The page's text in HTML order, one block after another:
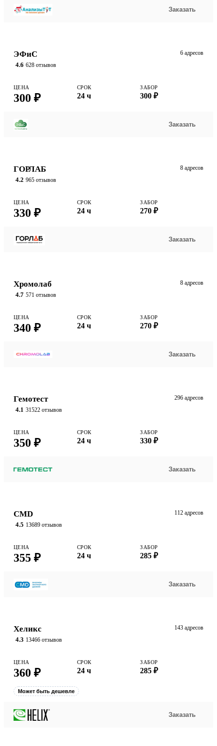
Заказать
ЭФиС
4.6 628 отзывов
6 адресов
ЦЕНА
300 ₽
СРОК
24 ч
ЗАБОР
300 ₽
Заказать
ГОРЛАБ
4.2 965 отзывов
8 адресов
ЦЕНА
330 ₽
СРОК
24 ч
ЗАБОР
270 ₽
Заказать
Хромолаб
4.7 571 отзывов
8 адресов
ЦЕНА
340 ₽
СРОК
24 ч
ЗАБОР
270 ₽
Заказать
Гемотест
4.1 31522 отзывов
296 адресов
ЦЕНА
350 ₽
СРОК
24 ч
ЗАБОР
330 ₽
Заказать
CMD
4.5 13689 отзывов
112 адресов
ЦЕНА
355 ₽
СРОК
24 ч
ЗАБОР
285 ₽
Заказать
Хеликс
4.3 13466 отзывов
143 адресов
ЦЕНА
360 ₽
СРОК
24 ч
ЗАБОР
285 ₽
Может быть дешевле
Заказать